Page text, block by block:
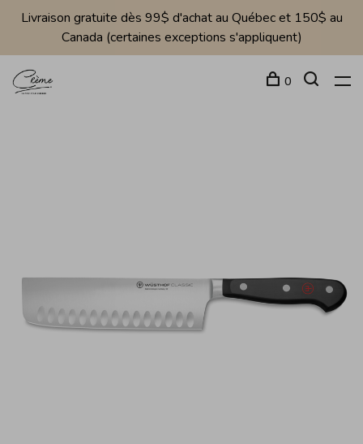
Livraison gratuite dès 99$ d'achat au Québec et 150$ au
Canada (certaines exceptions s'appliquent)
0